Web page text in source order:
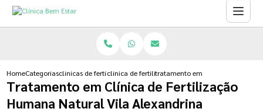
HomeCategoriasclinicas de fertilizacoesclinica de fertilizacao humana
tratamento em clinica de
Tratamento em Clínica de Fertilização
Humana Natural Vila Alexandrina